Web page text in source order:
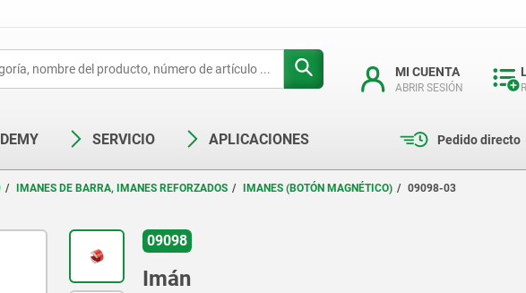
MI CUENTA
ABRIR SESIÓN
SERVICIO APLICACIONES Pedido directo
IMANES DE BARRA, IMANES REFORZADOS IMANES (BOTÓN MAGNÉTICO) 09098-03
09098
Imán